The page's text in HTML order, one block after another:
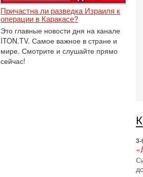
Причастна ли разведка Израиля к
операции в Каракасе?
Это главные новости дня на канале
ITON.TV. Самое важное в стране и
мире. Смотрите и слушайте прямо
сейчас!
3-